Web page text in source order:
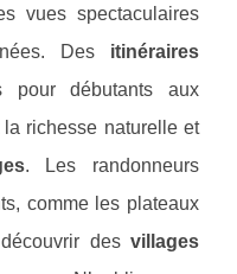
vues spectaculaires
Des itinéraires
pour débutants aux
richesse naturelle et
. Les randonneurs
comme les plateaux
des villages